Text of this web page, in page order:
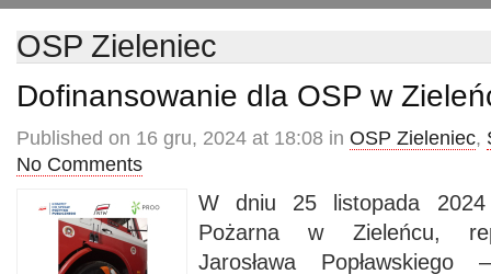
OSP Zieleniec
Dofinansowanie dla OSP w
Published on 16 gru, 2024 at 18:08 in OSP Zieleniec,
No Comments
W dniu 25 listopada
Pożarna w Zieleńcu,
Jarosława